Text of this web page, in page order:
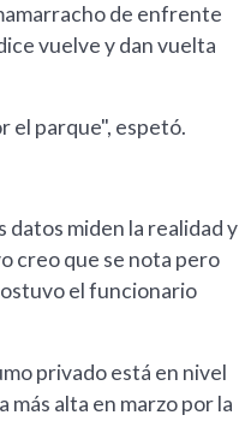
de enfrente
vuelve y dan vuelta
el parque", espetó.
datos miden la realidad y
creo que se nota pero
el funcionario
privado está en nivel
alta en marzo por la